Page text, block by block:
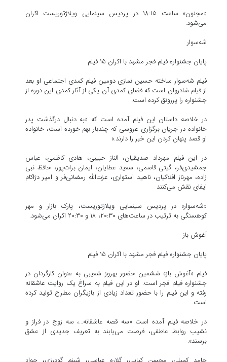
«مجنون» ساعت ۱۸:۱۵ در پردیس سینمایی ویلاژتوریست اکران
می‌شود.
شه‌سوار
پایان جشنواره فیلم فجر مشهد با اکران ۱۵ فیلم
فیلم شه‌سوار ساخته حسین نمازی دومین فیلم کمدی اجتماعی او بعد
از فیلم شادروان است که فضای کمدی آن یکی از آثار کمدی این دوره از
جشنواره را پررونق کرده است.
در خلاصه داستان این فیلم آمده است که «به‌ دنبال درگذشت پدر
خانواده در جریان برگزاری عروسی که چندبار بهم خورده است، خانواده
او قصد پنهان کردن این خبر را دارند.»
در این فیلم مهرداد صدیقیان، الناز حبیبی، هادی کاظمی، عباس
جمشیدی‌فر، گیتی قاسمی، سعید عطایان، ایمان برات‌پور، حافظ نبی
زاده، مهرناز افلاکیان، ناهید استواری، عزت‌الله رمضانی‌فر و امیر دژاکام
ایفای نقش می‌کنند
«شه‌سوار» در پردیس سینمایی ویلاژتوریست، پارک بازار و مهر
کوهسنگی به ترتیب در ساعت‌های ۲۰:۳۰، ۱۸ و ۲۰:۳۰ اکران می‌شود.
آغوش باز
پایان جشنواره فیلم فجر مشهد با اکران ۱۵ فیلم
فیلم «آغوش باز» ششمین حضور بهروز شعیبی به عنوان کارگردان در
جشنواره فیلم فجر است. او در این فیلم به سراغ یک روایت عاشقانه
رفته و این فیلم را با حضور تعداد زیادی از بازیگران مطرح تولید کرده
است.
در خلاصه فیلم آمده است «سه قصه عاشقانه…، سه زوج در فراز و
نشیب روابط عاطفی، فرصت می‌یابند به تعریف جدیدی از عشق
برسند».